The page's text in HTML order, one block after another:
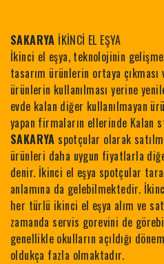
SAKARYA İKİNCİ EL EŞYA
İkinci el eşya, teknolojinin
tasarım ürünlerin ortaya
ürünlerin kullanılması yerine
evde kalan diğer kullanılmayan
yapan firmaların ellerinde Kalan
SAKARYAspotçular olarak
ürünleri daha uygun fiyatlarla
denir. İkinci el eşya spotçular
anlamına da gelebilmektedir.
her türlü ikinci el eşya alım ve
zamanda servis gorevini de
genellikle okulların açıldığı
oldukça fazla olmaktadır.